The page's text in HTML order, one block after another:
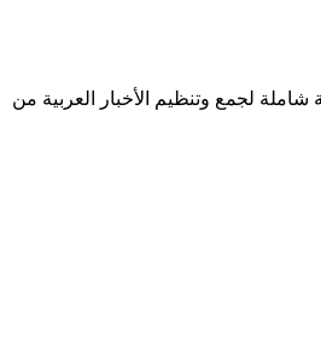
شاملة لجمع وتنظيم الأخبار العربية من